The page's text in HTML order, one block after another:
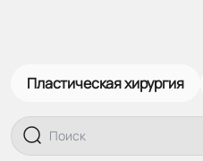
Пластическая хирургия